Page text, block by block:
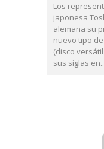
Los
japonesa
alemana su
nuevo tipo de
(disco
sus siglas